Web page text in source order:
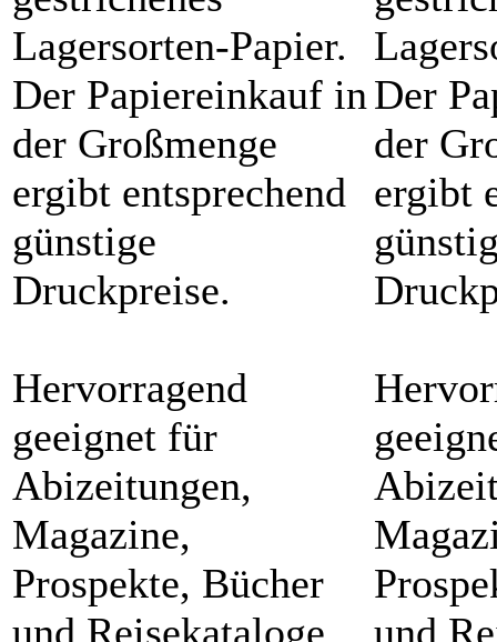
Lagersorten-Papier.
Der Papiereinkauf in
der Großmenge
ergibt entsprechend
günstige
Druckpreise.
Hervorragend
geeignet für
Abizeitungen,
Magazine,
Prospekte, Bücher
und Reisekataloge.
Der
der
ergibt
und